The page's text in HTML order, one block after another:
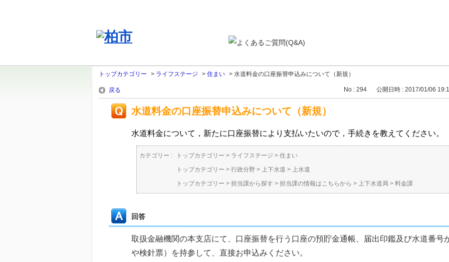
トップカテゴリー > ライフステージ > 住まい > 水道料金の口座振替申込みについて（新規）
戻る No : 294 公開日時 : 2017/01/06
水道料金の口座振替申込みについて（新規）
水道料金について，新たに口座振替により支払いたいので，手続きを教えてください。
カテゴリー : トップカテゴリー > ライフステージ > 住まい
トップカテゴリー > 行政分野 > 上下水道 > 上水道
トップカテゴリー > 担当課から探す > 担当課の情報はこちらから > 上下水道局 > 料金課
回答
取扱金融機関の本支店にて、口座振替を行う口座の預貯金通帳、届出印鑑及び水道番号
や検針票）を持参して、直接お申込みください。